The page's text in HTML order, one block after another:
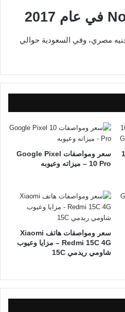
سعر الهاتف حوالى 1800 جنيه مصري، وفي السعودية حوالي
10
سعر ومواصفات Google Pixel
10 Pro – ميزاته وعيوبه
سعر ومواصفات هاتف Xiaomi
Redmi 15C 4G – مزايا وعيوب
شاومي ريدمي 15C